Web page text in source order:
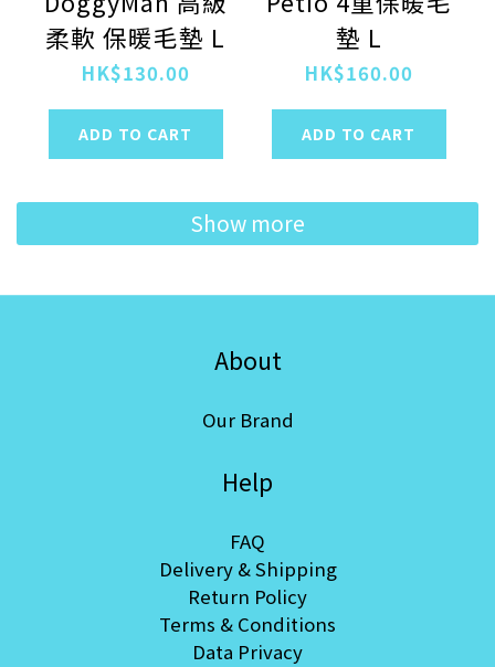
柔軟 保暖毛墊 L
HK$130.00
ADD TO CART
墊 L
HK$160.00
ADD TO CART
Show more
About
Our Brand
Help
FAQ
Delivery & Shipping
Return Policy
Terms & Conditions
Data Privacy